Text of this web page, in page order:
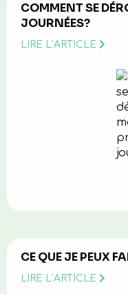
COMMENT SE
JOURNÉES?
LIRE L’ARTICLE
CE QUE JE PEUX
LIRE L’ARTICLE